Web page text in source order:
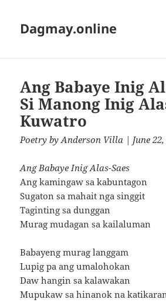
Dagmay.online
Ang Babaye Inig
Si Manong Inig
Kuwatro
Poetry byAnderson Villa | June
Ang Babaye Inig Alas-Saes
Ang kamingaw sa kabuntagon
Sugaton sa mahait nga singgit
Taginting sa dunggan
Murag mudagan sa kailaluman
Babayeng murag langgam
Lupig pa ang umalohokan
Daw hangin sa kalawakan
Mupukaw sa hinanok na